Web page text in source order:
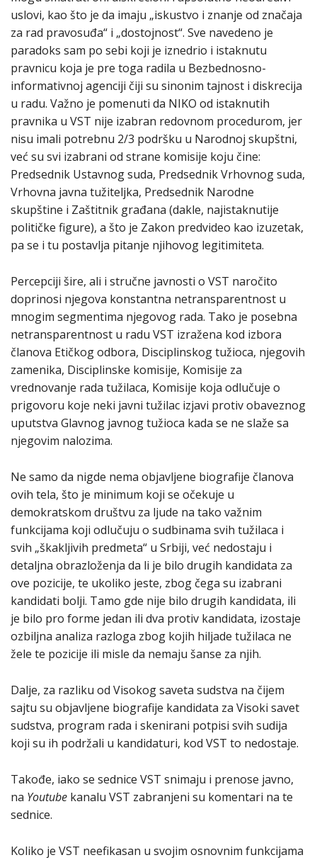
uslovi, kao što je da imaju „iskustvo i znanje od značaja
za rad pravosuđa“ i „dostojnost“. Sve navedeno je
paradoks sam po sebi koji je iznedrio i istaknutu
pravnicu koja je pre toga radila u Bezbednosno-
informativnoj agenciji čiji su sinonim tajnost i diskrecija
u radu. Važno je pomenuti da NIKO od istaknutih
pravnika u VST nije izabran redovnom procedurom, jer
nisu imali potrebnu 2/3 podršku u Narodnoj skupštni,
već su svi izabrani od strane komisije koju čine:
Predsednik Ustavnog suda, Predsednik Vrhovnog suda,
Vrhovna javna tužiteljka, Predsednik Narodne
skupštine i Zaštitnik građana (dakle, najistaknutije
političke figure), a što je Zakon predvideo kao izuzetak,
pa se i tu postavlja pitanje njihovog legitimiteta.
Percepciji šire, ali i stručne javnosti o VST naročito
doprinosi njegova konstantna netransparentnost u
mnogim segmentima njegovog rada. Tako je posebna
netransparentnost u radu VST izražena kod izbora
članova Etičkog odbora, Disciplinskog tužioca, njegovih
zamenika, Disciplinske komisije, Komisije za
vrednovanje rada tužilaca, Komisije koja odlučuje o
prigovoru koje neki javni tužilac izjavi protiv obaveznog
uputstva Glavnog javnog tužioca kada se ne slaže sa
njegovim nalozima.
Ne samo da nigde nema objavljene biografije članova
ovih tela, što je minimum koji se očekuje u
demokratskom društvu za ljude na tako važnim
funkcijama koji odlučuju o sudbinama svih tužilaca i
svih „škakljivih predmeta“ u Srbiji, već nedostaju i
detaljna obrazloženja da li je bilo drugih kandidata za
ove pozicije, te ukoliko jeste, zbog čega su izabrani
kandidati bolji. Tamo gde nije bilo drugih kandidata, ili
je bilo pro forme jedan ili dva protiv kandidata, izostaje
ozbiljna analiza razloga zbog kojih hiljade tužilaca ne
žele te pozicije ili misle da nemaju šanse za njih.
Dalje, za razliku od Visokog saveta sudstva na čijem
sajtu su objavljene biografije kandidata za Visoki savet
sudstva, program rada i skenirani potpisi svih sudija
koji su ih podržali u kandidaturi, kod VST to nedostaje.
Takođe, iako se sednice VST snimaju i prenose javno,
na Youtube kanalu VST zabranjeni su komentari na te
sednice.
Koliko je VST neefikasan u svojim osnovnim funkcijama